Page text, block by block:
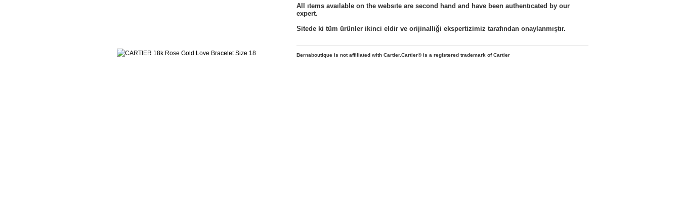
All ıtems avaılable on the websıte are second hand and have been authentıcated by our
expert.
Sitede ki tüm ürünler ikinci eldir ve orijinalliği ekspertizimiz tarafından onaylanmıştır.
Bernaboutique is not affiliated with Cartier.Cartier® is a registered trademark of Cartier